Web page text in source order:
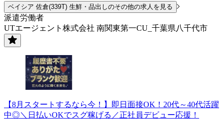
ベイシア 佐倉(339T) 生鮮・品出しのその他の求人を見る
派遣労働者
UTエージェント株式会社 南関東第一CU_千葉県八千代市
【8月スタートするなら今！】即日面接OK！20代～40代活躍
中◎＼日払いOKでスグ稼げる／正社員デビュー応援！